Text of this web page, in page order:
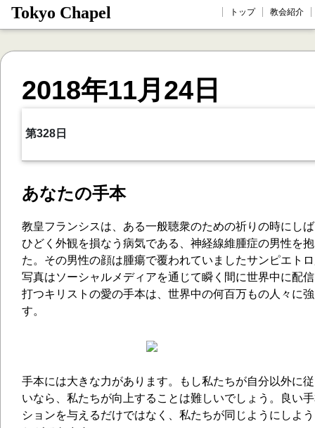
Tokyo Chapel トップ 教会紹介
2018年11月24日
第328日
あなたの手本
教皇フランシスは、ある一般聴衆のための祈りの時にし
ひどく外観を損なう病気である、神経線維腫症の男性を
た。その男性の顔は腫瘍で覆われていましたサンピエト
写真はソーシャルメディアを通じて瞬く間に世界中に配
打つキリストの愛の手本は、世界中の何百万もの人々に
す。
手本には大きな力があります。もし私たちが自分以外に
いなら、私たちが向上することは難しいでしょう。良い
ションを与えるだけではなく、私たちが同じようにしよ